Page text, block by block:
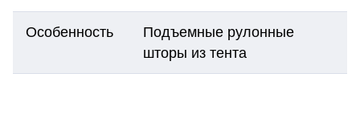
Особенность
Подъемные рулонные
шторы из тента